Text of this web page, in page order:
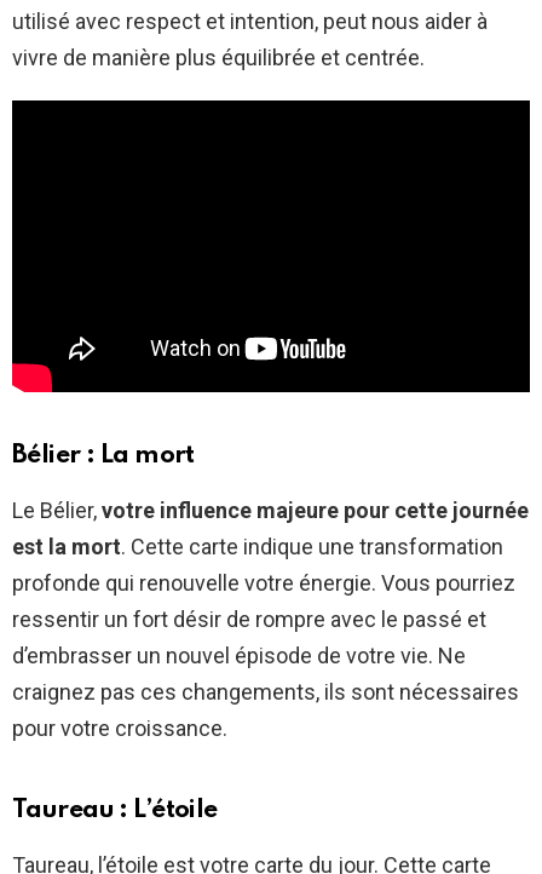
utilisé avec respect et intention, peut nous aider à
vivre de manière plus équilibrée et centrée.
Bélier : La mort
Le Bélier,votre influence majeure pour cette journée
est la mort. Cette carte indique une transformation
profonde qui renouvelle votre énergie. Vous pourriez
ressentir un fort désir de rompre avec le passé et
d’embrasser un nouvel épisode de votre vie. Ne
craignez pas ces changements, ils sont nécessaires
pour votre croissance.
Taureau : L’étoile
Taureau, l’étoile est votre carte du jour. Cette carte